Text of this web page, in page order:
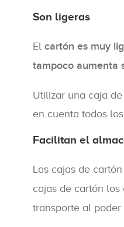
Son ligeras
El cartón es muy
tampoco aumenta
Utilizar una caja
en cuenta todos
Facilitan el
Las cajas de cartón
cajas de cartón
transporte al poder